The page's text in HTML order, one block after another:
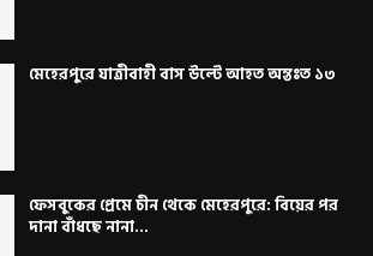
মেহেরপুরে যাত্রীবাহী বাস উল্টে আহত অন্তঃত ১৩
ফেসবুকের প্রেমে চীন থেকে মেহেরপুরে: বিয়ের পর
দানা বাঁধছে নানা...